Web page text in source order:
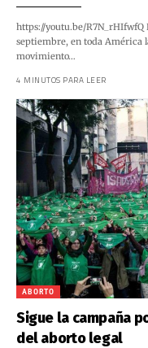
https://youtu.be/R7N_rHIfwfQ
septiembre, en toda América
movimiento…
4 MINUTOS PARA LEER
ABORTO
Sigue la campaña
del aborto legal